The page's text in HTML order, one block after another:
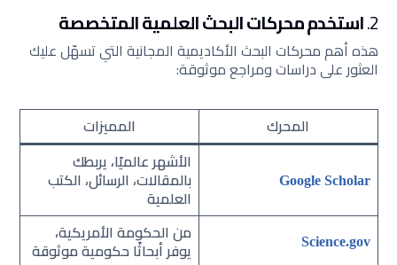
2.استخدم محركات البحث العلمية المتخصصة
هذه أهم محركات البحث الأكاديمية المجانية التي تسهّل عليك
العثور على دراسات ومراجع موثوقة:
المحرك المميزات
Google Scholar
الأشهر عالميًا، يربطك
بالمقالات، الرسائل، الكتب
العلمية
Science.gov من الحكومة الأمريكية،
يوفر أبحاثًا حكومية موثوقة